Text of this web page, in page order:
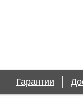
Гарантии